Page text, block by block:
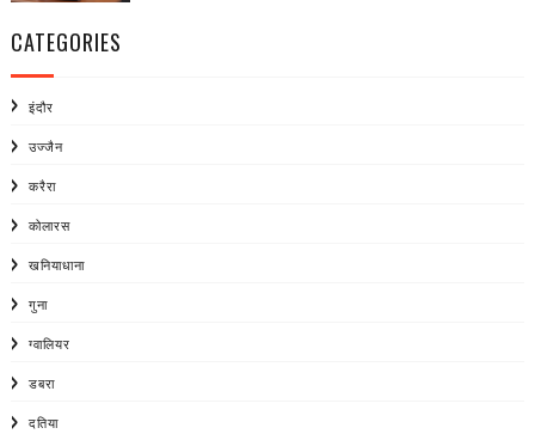
CATEGORIES
इंदौर
उज्जैन
करैरा
कोलारस
खनियाधाना
गुना
ग्वालियर
डबरा
दतिया